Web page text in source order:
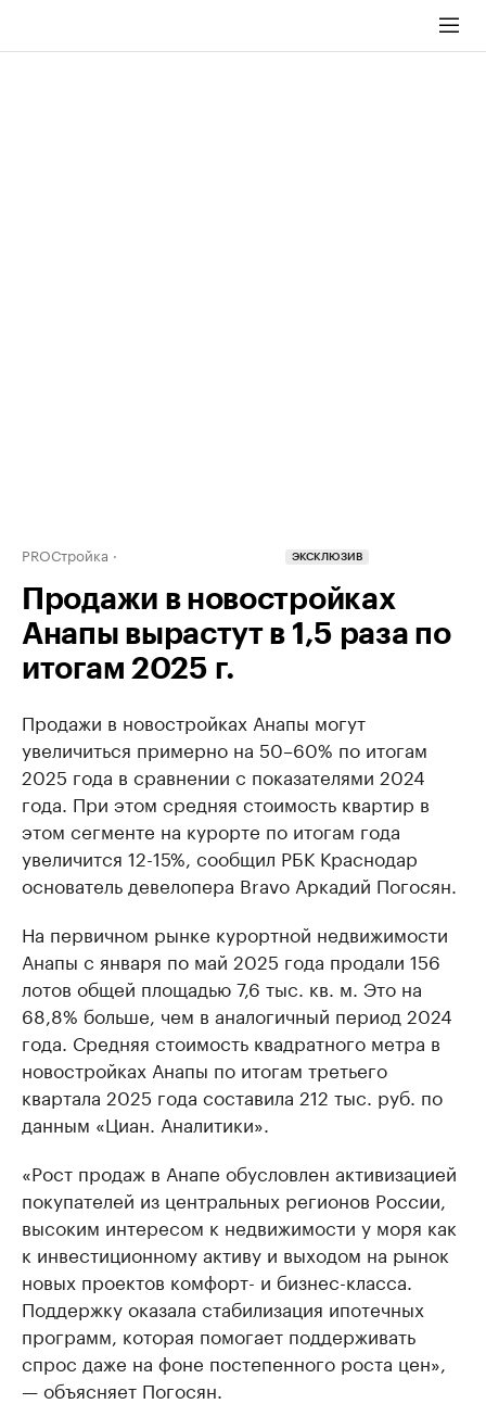
PROСтройка ЭКСКЛЮЗИВ
Продажи в новостройках
Анапы вырастут в 1,5 раза по
итогам 2025 г.
Продажи в новостройках Анапы могут
увеличиться примерно на 50–60% по итогам
2025 года в сравнении с показателями 2024
года. При этом средняя стоимость квартир в
этом сегменте на курорте по итогам года
увеличится 12-15%, сообщил РБК Краснодар
основатель девелопера Bravo Аркадий Погосян.
На первичном рынке курортной недвижимости
Анапы с января по май 2025 года продали 156
лотов общей площадью 7,6 тыс. кв. м. Это на
68,8% больше, чем в аналогичный период 2024
года. Средняя стоимость квадратного метра в
новостройках Анапы по итогам третьего
квартала 2025 года составила 212 тыс. руб. по
данным «Циан. Аналитики».
«Рост продаж в Анапе обусловлен активизацией
покупателей из центральных регионов России,
высоким интересом к недвижимости у моря как
к инвестиционному активу и выходом на рынок
новых проектов комфорт- и бизнес-класса.
Поддержку оказала стабилизация ипотечных
программ, которая помогает поддерживать
спрос даже на фоне постепенного роста цен»,
— объясняет Погосян.